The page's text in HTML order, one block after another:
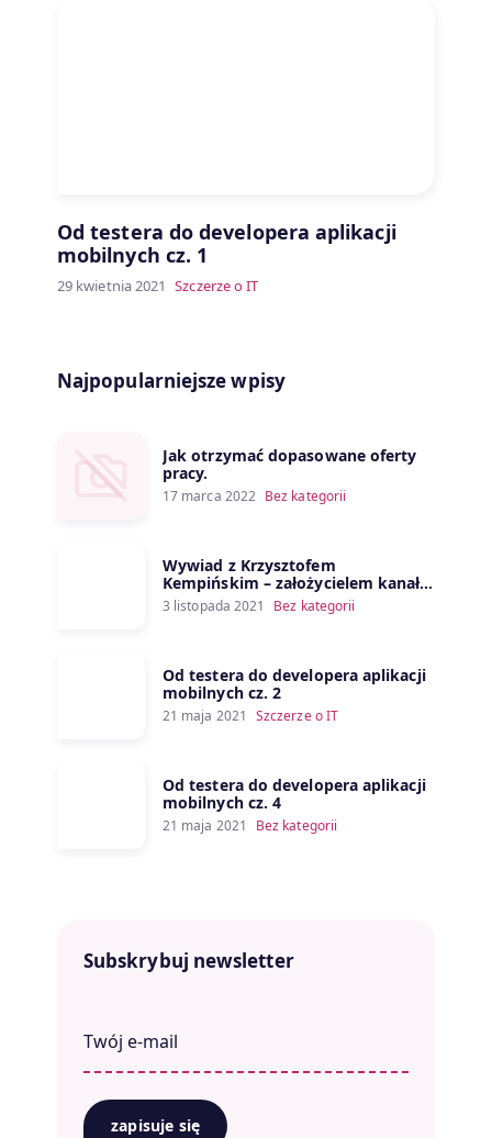
Od testera do developera aplikacji
mobilnych cz. 1
29 kwietnia 2021 Szczerze o IT
Najpopularniejsze wpisy
Jak otrzymać dopasowane oferty
pracy.
17 marca 2022 Bez kategorii
Wywiad z Krzysztofem
Kempińskim – założycielem kanału
Porozmawiajmy o IT
3 listopada 2021 Bez kategorii
Od testera do developera aplikacji
mobilnych cz. 2
21 maja 2021 Szczerze o IT
Od testera do developera aplikacji
mobilnych cz. 4
21 maja 2021 Bez kategorii
Subskrybuj newsletter
zapisuje się